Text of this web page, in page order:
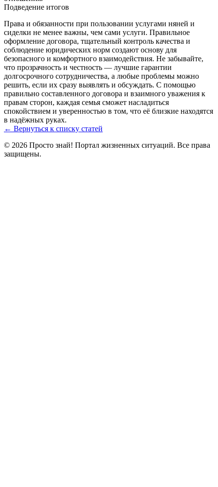
Подведение итогов
Права и обязанности при пользовании услугами няней и
сиделки не менее важны, чем сами услуги. Правильное
оформление договора, тщательный контроль качества и
соблюдение юридических норм создают основу для
безопасного и комфортного взаимодействия. Не забывайте,
что прозрачность и честность — лучшие гарантии
долгосрочного сотрудничества, а любые проблемы можно
решить, если их сразу выявлять и обсуждать. С помощью
правильно составленного договора и взаимного уважения к
правам сторон, каждая семья сможет насладиться
спокойствием и уверенностью в том, что её близкие находятся
в надёжных руках.
← Вернуться к списку статей
© 2026 Просто знай! Портал жизненных ситуаций. Все права
защищены.